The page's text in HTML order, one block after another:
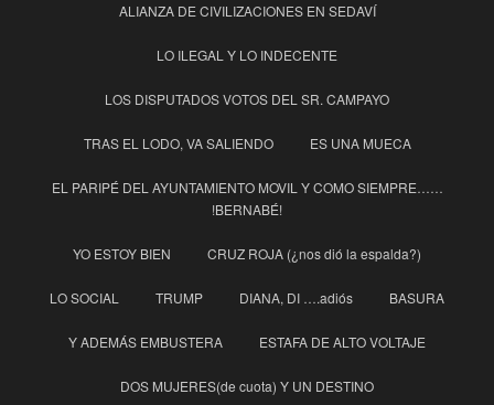
ALIANZA DE CIVILIZACIONES EN SEDAVÍ
LO ILEGAL Y LO INDECENTE
LOS DISPUTADOS VOTOS DEL SR. CAMPAYO
TRAS EL LODO, VA SALIENDO ES UNA MUECA
EL PARIPÉ DEL AYUNTAMIENTO MOVIL Y COMO SIEMPRE……
!BERNABÉ!
YO ESTOY BIEN CRUZ ROJA (¿nos dió la espalda?)
LO SOCIAL TRUMP DIANA, DI ….adiós BASURA
Y ADEMÁS EMBUSTERA ESTAFA DE ALTO VOLTAJE
DOS MUJERES(de cuota) Y UN DESTINO